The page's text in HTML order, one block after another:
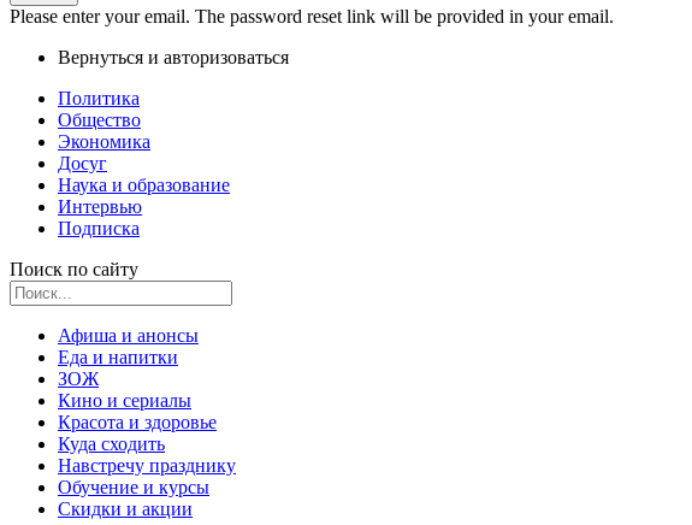
Please enter your email. The password reset link will be provided in your email.
Вернуться и авторизоваться
Политика
Общество
Экономика
Досуг
Наука и образование
Интервью
Подписка
Поиск по сайту
Афиша и анонсы
Еда и напитки
ЗОЖ
Кино и сериалы
Красота и здоровье
Куда сходить
Навстречу празднику
Обучение и курсы
Скидки и акции